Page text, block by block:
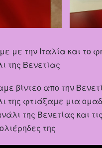
με την Ιταλία και το
της Βενετίας
βίντεο απο την
της φτιάξαμε μια
της Βενετίας και
της